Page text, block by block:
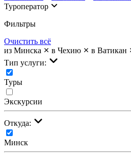
Туроператор
Фильтры
Очистить всё
из Минска
в Чехию в Ватикан
Тип услуги:
Туры
Экскурсии
Откуда:
Минск